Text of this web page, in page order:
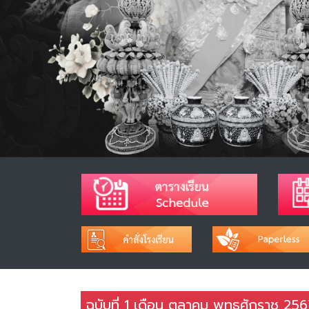
ฉบับที่ 1 เดือน ตุลาคม พุทธศักราช